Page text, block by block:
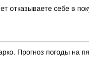
отказываете себе в
Прогноз погоды на